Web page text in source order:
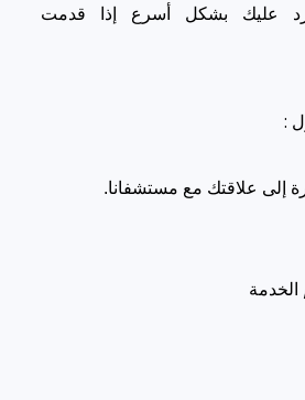
عليك بشكل أسرع إذا قدمت
:
:
إلى علاقتك مع مستشفانا.